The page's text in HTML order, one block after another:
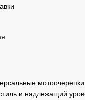
и надлежащий